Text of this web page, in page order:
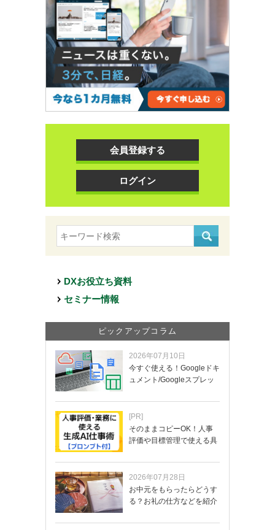
会員登録する
ログイン
DXお役立ち資料
セミナー情報
ピックアップコラム
2026年07月10日
今すぐ使える！Googleドキ
ュメント/Googleスプレッ
[PR]
そのままコピーOK！人事
評価や目標管理で使える具
2026年07月28日
お中元をもらったらどうす
る？お礼の仕方などを紹介